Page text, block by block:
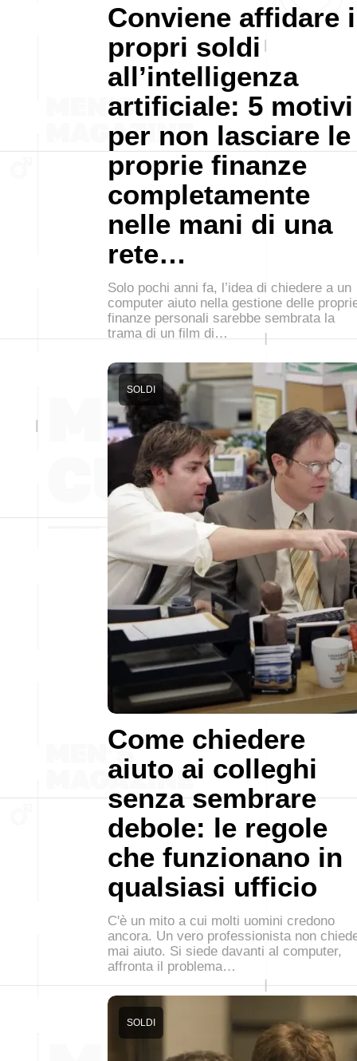
Conviene affidare i
propri soldi
all’intelligenza
artificiale: 5 motivi
per non lasciare le
proprie finanze
completamente
nelle mani di una
rete…
Solo pochi anni fa, l’idea di chiedere a un
computer aiuto nella gestione delle
finanze personali sarebbe sembrata la
trama di un film di…
Come chiedere
aiuto ai colleghi
senza sembrare
debole: le regole
che funzionano in
qualsiasi ufficio
SOLDI
C'è un mito a cui molti uomini credono
ancora. Un vero professionista non
mai aiuto. Si siede davanti al computer,
affronta il problema…
SOLDI